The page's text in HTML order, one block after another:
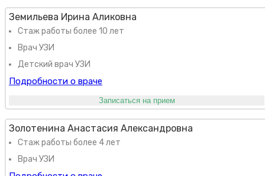
Земильева Ирина Аликовна
Стаж работы более 10 лет
Врач УЗИ
Детский врач УЗИ
Подробности о враче
Записаться на прием
Золотенина Анастасия Александровна
Стаж работы более 4 лет
Врач УЗИ